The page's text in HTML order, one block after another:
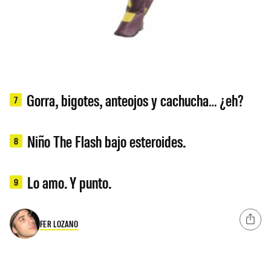
7 Gorra, bigotes, anteojos y cachucha… ¿eh?
8 Niño The Flash bajo esteroides.
9 Lo amo. Y punto.
FER LOZANO